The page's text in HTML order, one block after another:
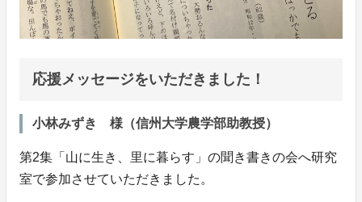
応援メッセージをいただきました！
小林みずき 様（信州大学農学部助教授）
第2集「山に生き、里に暮らす」の聞き書きの会へ研究
室で参加させていただきました。